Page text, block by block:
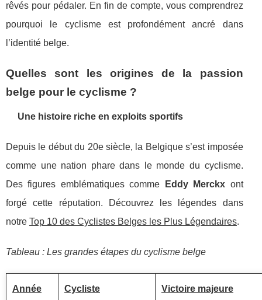
rêvés pour pédaler. En fin de compte, vous comprendrez
pourquoi le cyclisme est profondément ancré dans
l’identité belge.
Quelles sont les origines de la passion
belge pour le cyclisme ?
Une histoire riche en exploits sportifs
Depuis le début du 20e siècle, la Belgique s’est imposée
comme une nation phare dans le monde du cyclisme.
Des figures emblématiques comme
Eddy Merckx ont
forgé cette réputation. Découvrez les légendes dans
notre Top 10 des Cyclistes Belges les Plus Légendaires.
Tableau : Les grandes étapes du cyclisme belge
Année Cycliste Victoire majeure